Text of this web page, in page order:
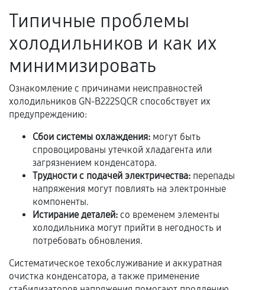
Акт выполненных работ с датой, перечнем
услуг и сроком гарантии.
Документы на установленные комплектующие
Расширенная гарантия
В некоторых случаях возможно оформление
расширенной гарантии. Стоимость, сроки и
условия продления согласовываются отдельно и
фиксируются в документах.
Когда гарантия не действует
Нарушение правил эксплуатации,
механические повреждения, попадание влаги,
Типичные проблемы
холодильников и как их
минимизировать
Ознакомление с причинами неисправностей
холодильников GN-B222SQCR способствует их
предупреждению:
Сбои системы охлаждения: могут быть
спровоцированы утечкой хладагента или
загрязнением конденсатора.
Трудности с подачей электричества: перепады
напряжения могут повлиять на электронные
компоненты.
Истирание деталей: со временем элементы
холодильника могут прийти в негодность и
потребовать обновления.
Систематическое техобслуживание и аккуратная
очистка конденсатора, а также применение